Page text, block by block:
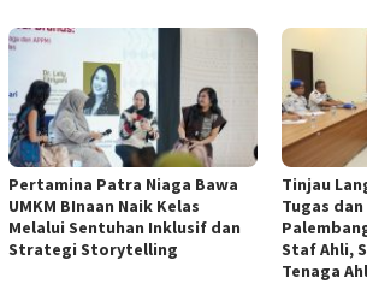
Pertamina Patra Niaga Bawa
UMKM BInaan Naik Kelas
Melalui Sentuhan Inklusif dan
Strategi Storytelling
Tinjau
Tugas
Staf Ahli,
Tenaga